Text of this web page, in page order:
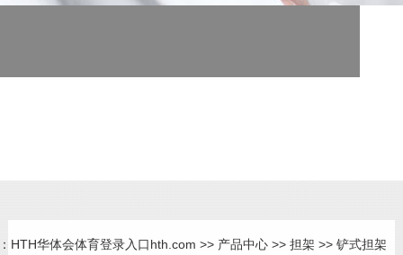
HTH华体会体育登录入口hth.com >> 产品中心 >>担架 >>铲式担架